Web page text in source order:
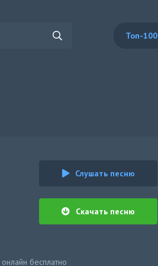
Топ-100
Слушать песню
Скачать песню
бесплатно